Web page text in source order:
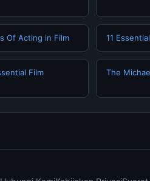
Of Acting in Film 11
Film
The